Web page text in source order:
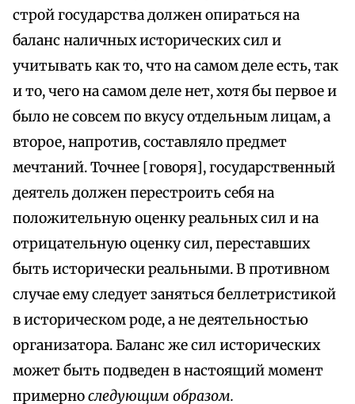
строй государства должен опираться на
баланс наличных исторических сил и
учитывать как то, что на самом деле есть, так
и то, чего на самом деле нет, хотя бы первое и
было не совсем по вкусу отдельным лицам, а
второе, напротив, составляло предмет
мечтаний. Точнее [говоря], государственный
деятель должен перестроить себя на
положительную оценку реальных сил и на
отрицательную оценку сил, переставших
быть исторически реальными. В противном
случае ему следует заняться беллетристикой
в историческом роде, а не деятельностью
организатора. Баланс же сил исторических
может быть подведен в настоящий момент
примерноследующим образом.